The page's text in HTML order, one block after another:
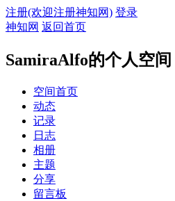
注册(欢迎注册神知网) 登录
神知网 返回首页
SamiraAlfo的个人空间
空间首页
动态
记录
日志
相册
主题
分享
留言板